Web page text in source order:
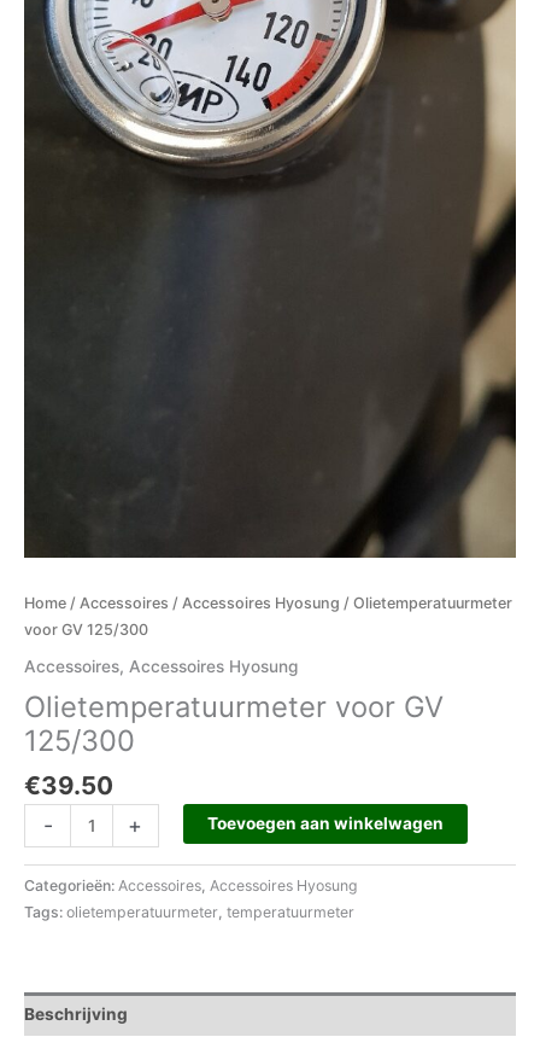
Home / Accessoires / Accessoires Hyosung / Olietemperatuurmeter
voor GV 125/300
Accessoires, Accessoires Hyosung
Olietemperatuurmeter voor GV
125/300
€39.50
- + Toevoegen aan winkelwagen
Categorieën: Accessoires, Accessoires Hyosung
Tags: olietemperatuurmeter, temperatuurmeter
Beschrijving